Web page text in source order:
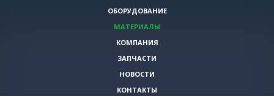
ОБОРУДОВАНИЕ
МАТЕРИАЛЫ
КОМПАНИЯ
ЗАПЧАСТИ
НОВОСТИ
КОНТАКТЫ